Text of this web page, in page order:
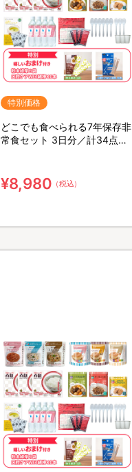
特別価格
どこでも食べられる7年保存非
常食セット 3日分／計34点セ
¥8,980 （税込）